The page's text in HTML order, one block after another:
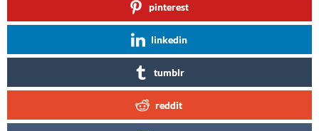
pinterest
linkedin
tumblr
reddit